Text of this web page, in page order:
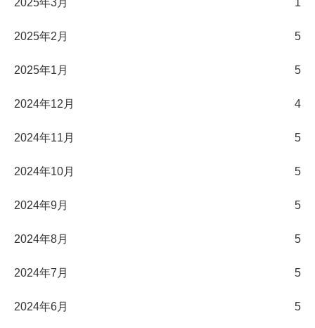
2025年2月 5
2025年1月 5
2024年12月 4
2024年11月 5
2024年10月 5
2024年9月 5
2024年8月 5
2024年7月 5
2024年6月 5